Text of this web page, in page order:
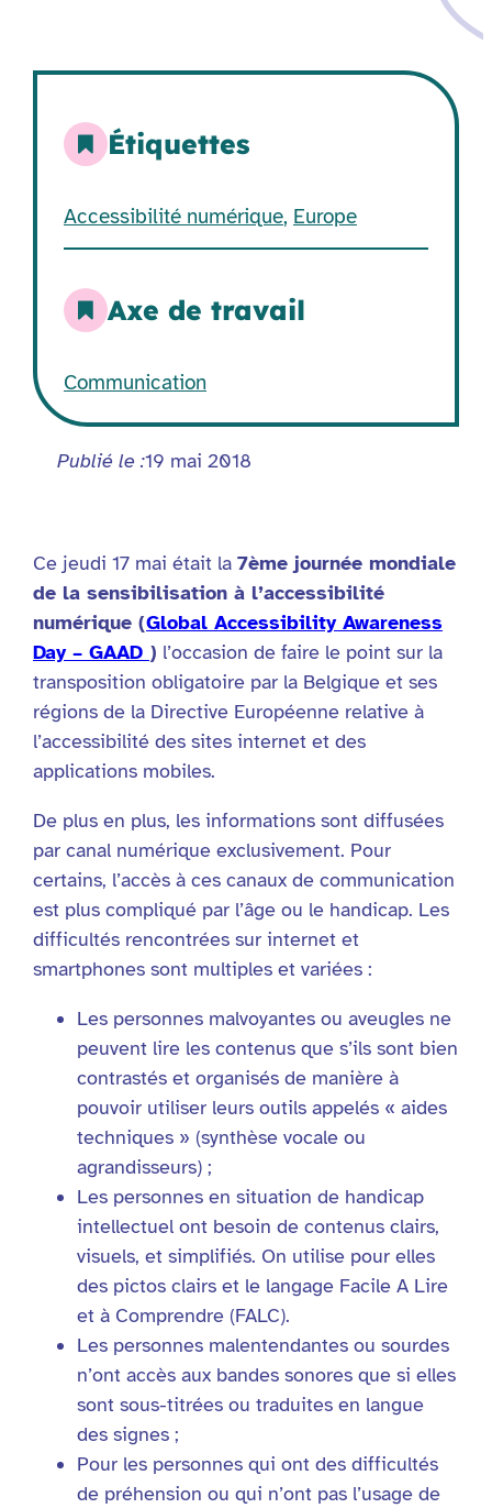
Étiquettes
Accessibilité numérique, Europe
Axe de travail
Communication
Publié le :19 mai 2018
Ce jeudi 17 mai était la 7ème journée mondiale
de la sensibilisation à l’accessibilité
numérique (Global Accessibility Awareness
Day – GAAD ) l’occasion de faire le point sur la
transposition obligatoire par la Belgique et ses
régions de la Directive Européenne relative à
l’accessibilité des sites internet et des
applications mobiles.
De plus en plus, les informations sont diffusées
par canal numérique exclusivement. Pour
certains, l’accès à ces canaux de communication
est plus compliqué par l’âge ou le handicap. Les
difficultés rencontrées sur internet et
smartphones sont multiples et variées :
Les personnes malvoyantes ou aveugles ne
peuvent lire les contenus que s’ils sont bien
contrastés et organisés de manière à
pouvoir utiliser leurs outils appelés « aides
techniques » (synthèse vocale ou
agrandisseurs) ;
Les personnes en situation de handicap
intellectuel ont besoin de contenus clairs,
visuels, et simplifiés. On utilise pour elles
des pictos clairs et le langage Facile A Lire
et à Comprendre (FALC).
Les personnes malentendantes ou sourdes
n’ont accès aux bandes sonores que si elles
sont sous-titrées ou traduites en langue
des signes ;
Pour les personnes qui ont des difficultés
de préhension ou qui n’ont pas l’usage de